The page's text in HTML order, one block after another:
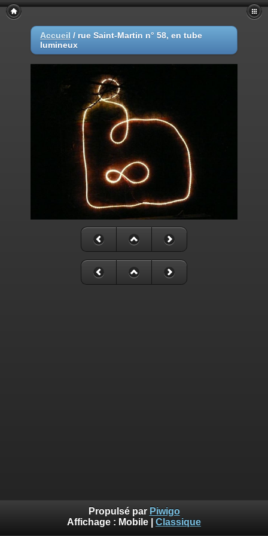
Accueil / rue Saint-Martin n° 58, en tube
lumineux
Propulsé par Piwigo
Affichage : Mobile Classique